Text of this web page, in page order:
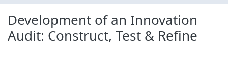
Development of an Innovation
Audit: Construct, Test & Refine